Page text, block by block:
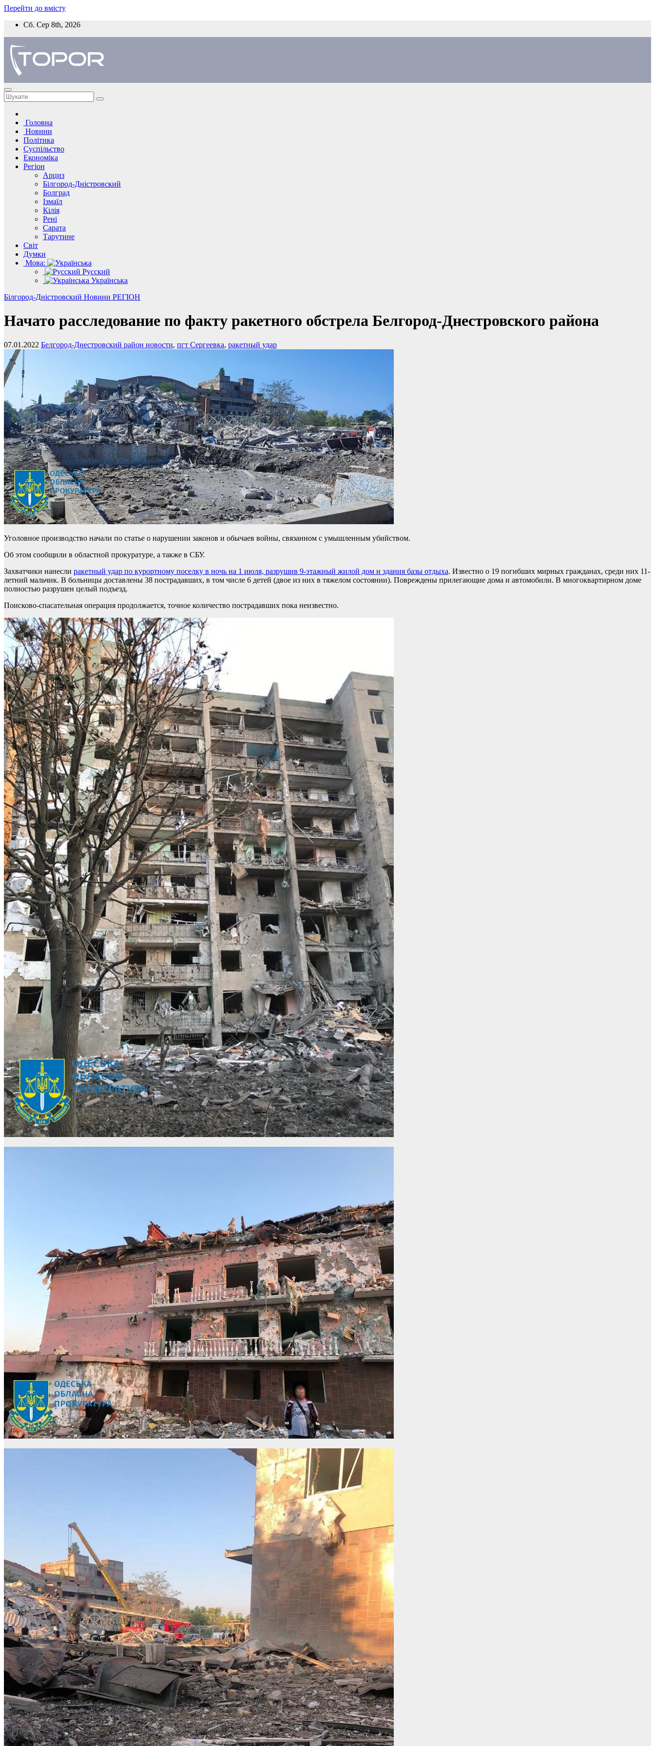
Перейти до вмісту
Сб. Сер 8th, 2026
Головна
Новини
Політика
Суспільство
Економіка
Регіон
Арциз
Білгород-Дністровский
Болград
Ізмаїл
Кілія
Рені
Сарата
Тарутине
Світ
Думки
Мова:
Русский
Українська
Білгород-Дністровский Новини РЕГІОН
Начато расследование по факту ракетного обстрела Белгород-Днестровского района
07.01.2022 Белгород-Днестровский район новости, пгт Сергеевка, ракетный удар
Уголовное производство начали по статье о нарушении законов и обычаев войны, связанном с умышленным убийством.
Об этом сообщили в областной прокуратуре, а также в СБУ.
Захватчики нанесли ракетный удар по курортному поселку в ночь на 1 июля, разрушив 9-этажный жилой дом и здания базы отдыха. Известно о 19 погибших мирных гражданах, среди них 11-
летний мальчик. В больницы доставлены 38 пострадавших, в том числе 6 детей (двое из них в тяжелом состоянии). Повреждены прилегающие дома и автомобили. В многоквартирном доме
полностью разрушен целый подъезд.
Поисково-спасательная операция продолжается, точное количество пострадавших пока неизвестно.